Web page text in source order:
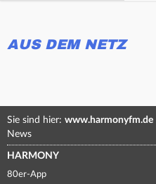
AUS DEM NETZ
Sie sind hier: www.harmonyfm.de
News
HARMONY
80er-App